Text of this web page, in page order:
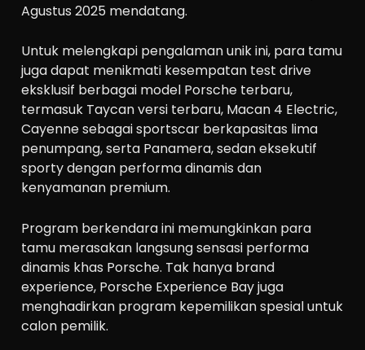
Agustus 2025 mendatang.
Untuk melengkapi pengalaman unik ini, para tamu
juga dapat menikmati kesempatan test drive
eksklusif berbagai model Porsche terbaru,
termasuk Taycan versi terbaru, Macan 4 Electric,
Cayenne sebagai sportscar berkapasitas lima
penumpang, serta Panamera, sedan eksekutif
sporty dengan performa dinamis dan
kenyamanan premium.
Program berkendara ini memungkinkan para
tamu merasakan langsung sensasi performa
dinamis khas Porsche. Tak hanya brand
experience, Porsche Experience Bay juga
menghadirkan program kepemilikan spesial untuk
calon pemilik.